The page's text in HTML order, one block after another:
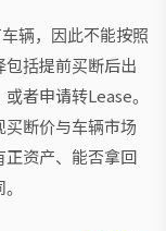
辆，因此不能按照
括提前买断后出
者申请转Lease。
断价与车辆市场
资产、能否拿回